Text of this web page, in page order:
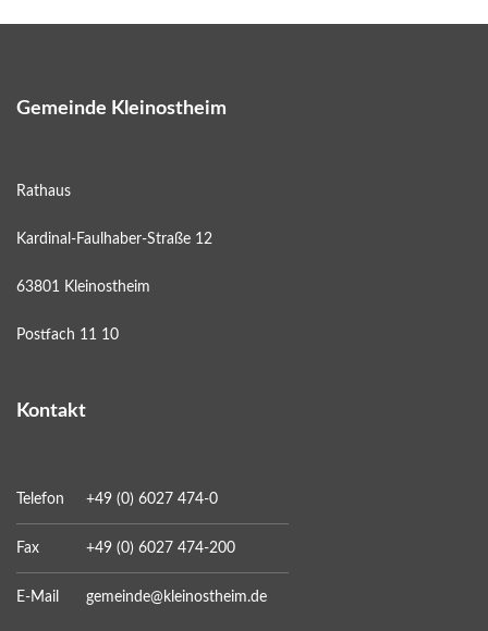
Gemeinde Kleinostheim
Rathaus
Kardinal-Faulhaber-Straße 12
63801 Kleinostheim
Postfach 11 10
Kontakt
Telefon +49 (0) 6027 474-0
Fax +49 (0) 6027 474-200
E-Mail gemeinde@kleinostheim.de